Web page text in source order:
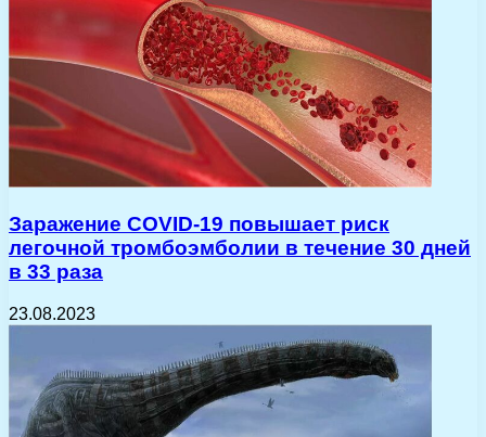
Заражение COVID-19 повышает риск
легочной тромбоэмболии в течение 30 дней
в 33 раза
23.08.2023